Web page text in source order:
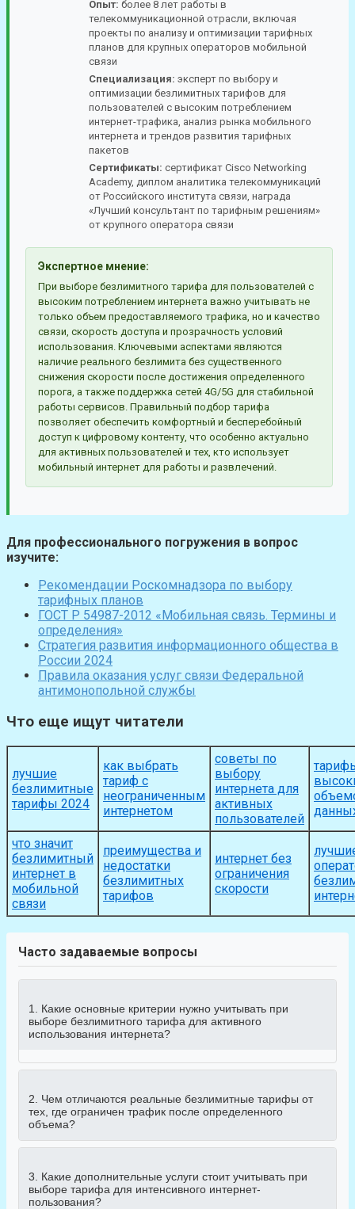
Опыт: более 8 лет работы в
телекоммуникационной отрасли, включая
проекты по анализу и оптимизации тарифных
планов для крупных операторов мобильной
связи
Специализация: эксперт по выбору и
оптимизации безлимитных тарифов для
пользователей с высоким потреблением
интернет-трафика, анализ рынка мобильного
интернета и трендов развития тарифных
пакетов
Сертификаты: сертификат Cisco Networking
Academy, диплом аналитика телекоммуникаций
от Российского института связи, награда
«Лучший консультант по тарифным решениям»
от крупного оператора связи
Экспертное мнение:
При выборе безлимитного тарифа для пользователей с
высоким потреблением интернета важно учитывать не
только объем предоставляемого трафика, но и качество
связи, скорость доступа и прозрачность условий
использования. Ключевыми аспектами являются
наличие реального безлимита без существенного
снижения скорости после достижения определенного
порога, а также поддержка сетей 4G/5G для стабильной
работы сервисов. Правильный подбор тарифа
позволяет обеспечить комфортный и бесперебойный
доступ к цифровому контенту, что особенно актуально
для активных пользователей и тех, кто использует
мобильный интернет для работы и развлечений.
Для профессионального погружения в вопрос
изучите:
Рекомендации Роскомнадзора по выбору
тарифных планов
ГОСТ Р 54987-2012 «Мобильная связь. Термины и
определения»
Стратегия развития информационного общества в
России 2024
Правила оказания услуг связи Федеральной
антимонопольной службы
Что еще ищут читатели
лучшие
безлимитные
тарифы 2024
как выбрать
тариф с
неограниченным
интернетом
советы по
выбору
интернета для
активных
пользователей
что значит
безлимитный
интернет в
мобильной
связи
преимущества и
недостатки
безлимитных
тарифов
интернет без
ограничения
скорости
Часто задаваемые вопросы
1. Какие основные критерии нужно учитывать при
выборе безлимитного тарифа для активного
использования интернета?
2. Чем отличаются реальные безлимитные тарифы от
тех, где ограничен трафик после определенного
объема?
3. Какие дополнительные услуги стоит учитывать при
выборе тарифа для интенсивного интернет-
пользования?